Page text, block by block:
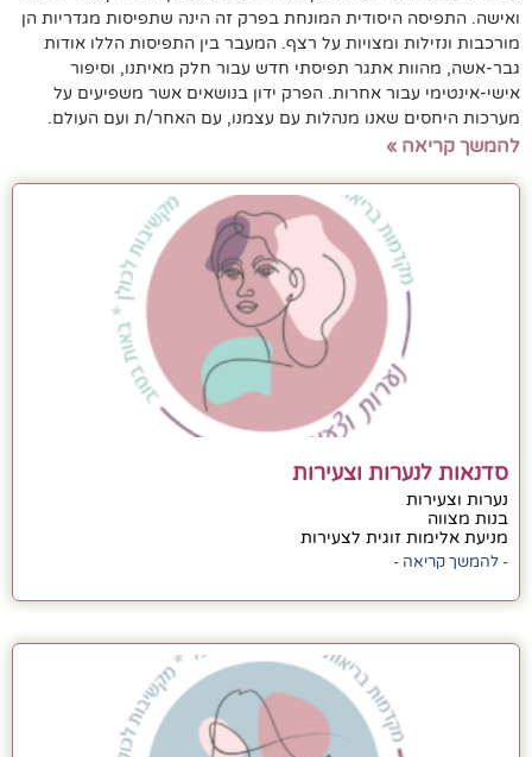
ואישה. התפיסה היסודית המונחת בפרק זה הינה שתפיסות מגדריות הן
מורכבות ונזילות ומצויות על רצף. המעבר בין התפיסות הללו אודות
גבר-אשה, מהוות אתגר תפיסתי חדש עבור חלק מאיתנו, וסיפור
אישי-אינטימי עבור אחרות. הפרק ידון בנושאים אשר משפיעים על
מערכות היחסים שאנו מנהלות עם עצמנו, עם האחר/ת ועם העולם.
להמשך קריאה »
סדנאות לנערות וצעירות
נערות וצעירות
בנות מצווה
מניעת אלימות זוגית לצעירות
- להמשך קריאה -